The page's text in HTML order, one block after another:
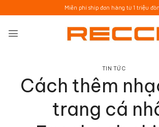
qua
nội
Miễn phí ship đơn hàng từ 1 triệu
TIN TỨC
Cách thêm
trang cá